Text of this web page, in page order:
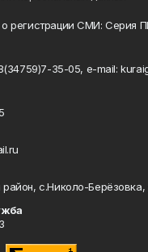
о регистрации СМИ: Серия
35-05, e-mail:
с.Николо-Берёзовка,